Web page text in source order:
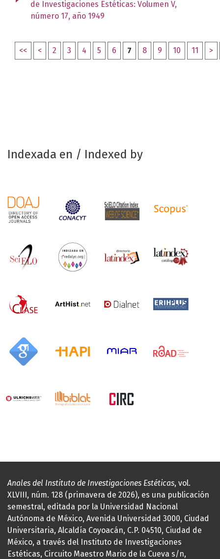
de Investigaciones Estéticas: Volumen V,
número 17, año 1949
<< < 2 3 4 5 6 7 8 9 10 11 >
Indexada en / Indexed by
Anales del Instituto de Investigaciones Estéticas, vol.
XLVIII, núm. 128 (primavera de 2026), es una publicación
semestral, editada por la Universidad Nacional
Autónoma de México, Avenida Universidad 3000, Ciudad
Universitaria, Alcaldía Coyoacán, C.P. 04510, Ciudad de
México, a través del Instituto de Investigaciones
Estéticas, Circuito Maestro Mario de la Cueva s/n,